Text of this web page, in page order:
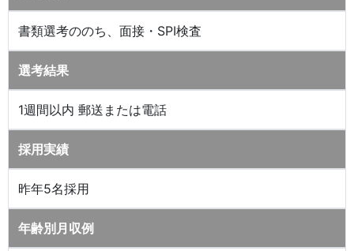
書類選考ののち、面接・SPI検査
選考結果
1週間以内 郵送または電話
採用実績
昨年5名採用
年齢別月収例